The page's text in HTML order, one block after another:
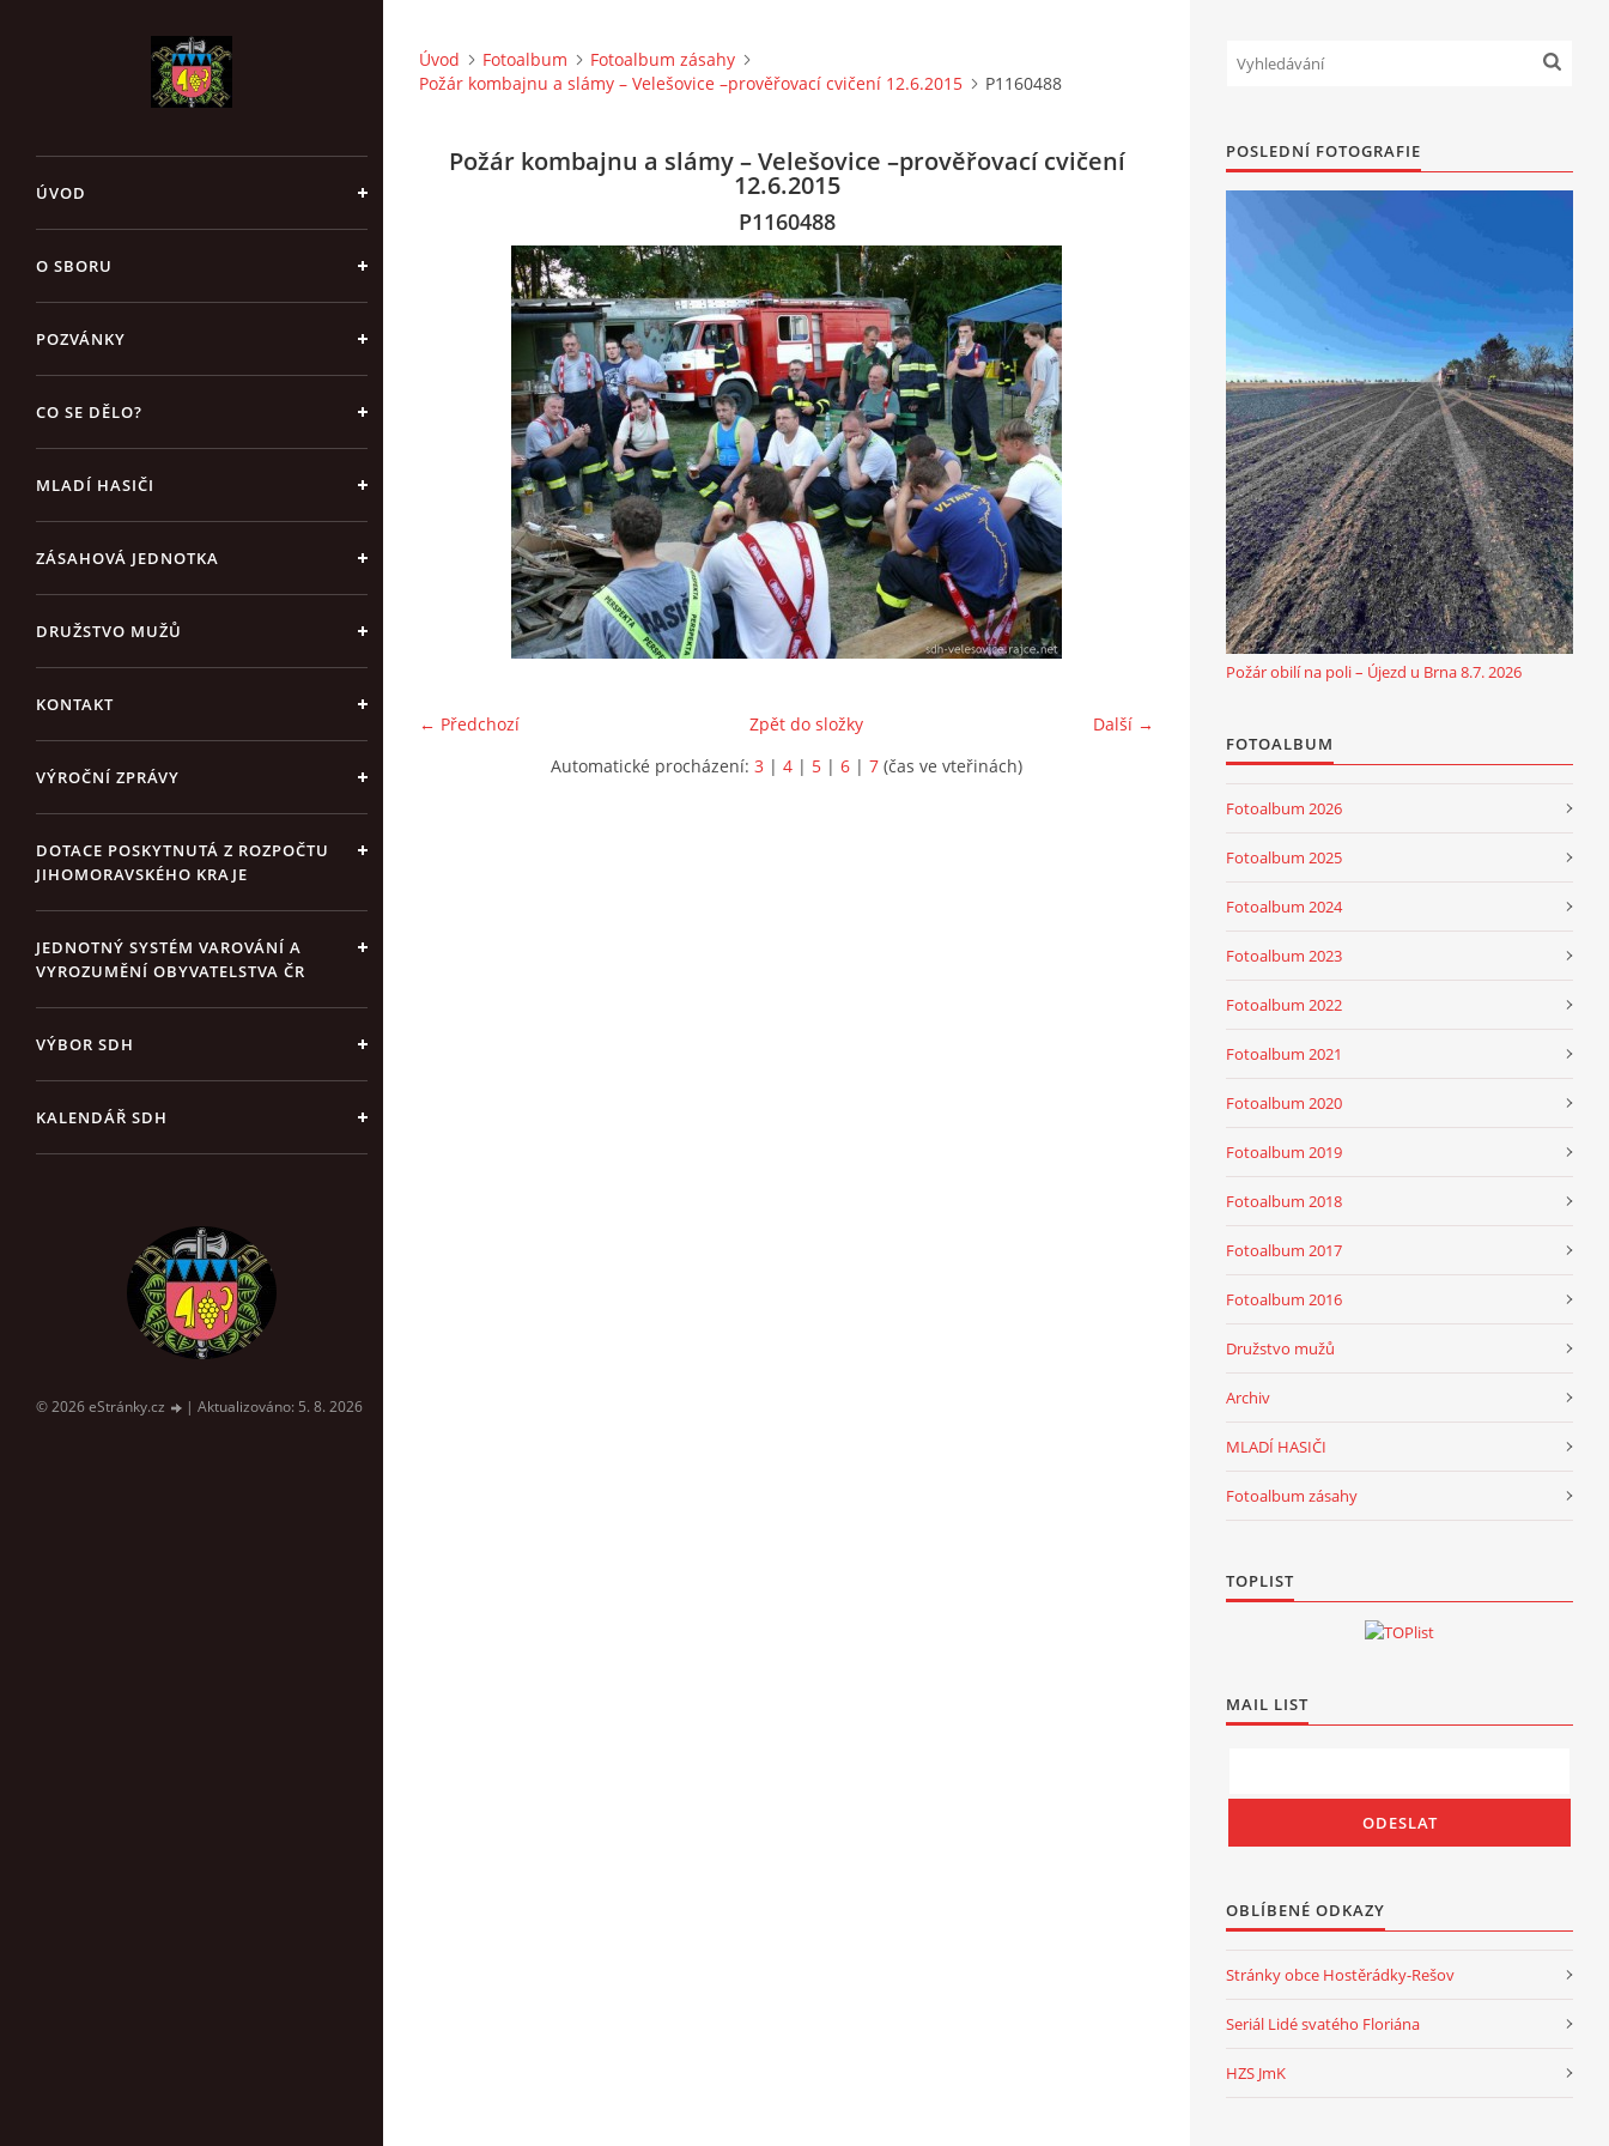
ÚVOD
O SBORU
POZVÁNKY
CO SE DĚLO?
MLADÍ HASIČI
ZÁSAHOVÁ JEDNOTKA
DRUŽSTVO MUŽŮ
KONTAKT
VÝROČNÍ ZPRÁVY
DOTACE POSKYTNUTÁ Z ROZPOČTU
JIHOMORAVSKÉHO KRAJE
JEDNOTNÝ SYSTÉM VAROVÁNÍ A
VYROZUMĚNÍ OBYVATELSTVA ČR
VÝBOR SDH
KALENDÁŘ SDH
© 2026 eStránky.cz | Aktualizováno: 5. 8. 2026
Úvod Fotoalbum
Fotoalbum zásahy
Požár kombajnu a slámy – Velešovice –prověřovací cvičení 12.6.2015
P1160488
Požár kombajnu a slámy – Velešovice –prověřovací cvičení
12.6.2015
P1160488
← Předchozí Další →
Zpět do složky
Automatické procházení: 3 | 4 | 5 | 6 | 7 (čas ve vteřinách)
POSLEDNÍ FOTOGRAFIE
Požár obilí na poli – Újezd u Brna 8.7. 2026
FOTOALBUM
Fotoalbum 2026
Fotoalbum 2025
Fotoalbum 2024
Fotoalbum 2023
Fotoalbum 2022
Fotoalbum 2021
Fotoalbum 2020
Fotoalbum 2019
Fotoalbum 2018
Fotoalbum 2017
Fotoalbum 2016
Družstvo mužů
Archiv
MLADÍ HASIČI
Fotoalbum zásahy
TOPLIST
MAIL LIST
OBLÍBENÉ ODKAZY
Stránky obce Hostěrádky-Rešov
Seriál Lidé svatého Floriána
HZS JmK